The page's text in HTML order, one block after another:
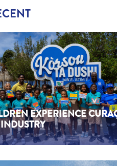
EXPERIENCE